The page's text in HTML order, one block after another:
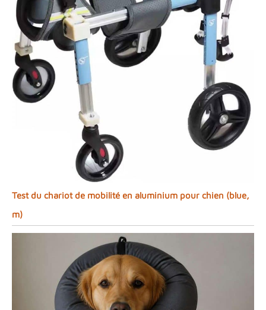
Test du chariot de mobilité en aluminium pour chien (blue,
m)